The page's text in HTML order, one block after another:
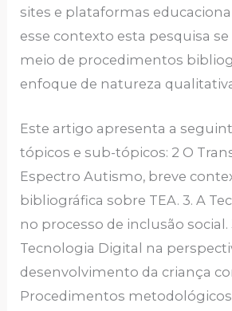
sites e plataformas
esse contexto esta pesquisa
meio de procedimentos
enfoque de natureza
Este artigo apresenta a
tópicos e sub-tópicos: 2 O
Espectro Autismo, breve
bibliográfica sobre TEA. 3. A
no processo de inclusão social.
Tecnologia Digital na
desenvolvimento da criança
Procedimentos